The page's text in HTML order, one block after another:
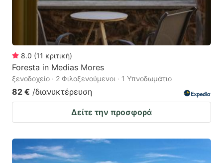
8.0 (11 κριτική)
Foresta in Medias Mores
ξενοδοχείο · 2 Φιλοξενούμενοι · 1 Υπνοδωμάτιο
82 € /διανυκτέρευση
Δείτε την προσφορά